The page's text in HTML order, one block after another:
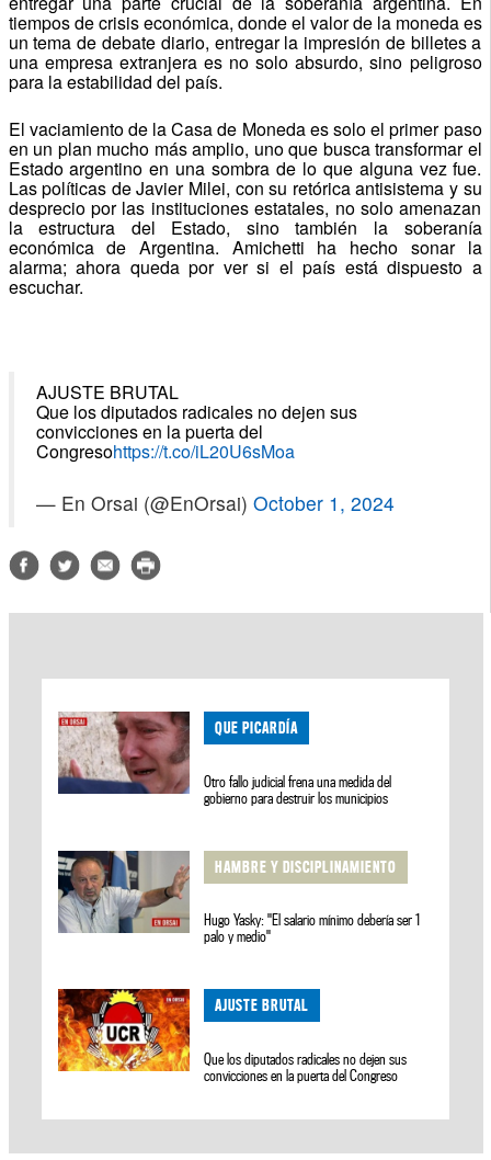
tiempos de crisis económica, donde el valor de la moneda es
un tema de debate diario, entregar la impresión de billetes a
una empresa extranjera es no solo absurdo, sino peligroso
para la estabilidad del país.
El vaciamiento de la Casa de Moneda es solo el primer paso
en un plan mucho más amplio, uno que busca transformar el
Estado argentino en una sombra de lo que alguna vez fue.
Las políticas de Javier Milei, con su retórica antisistema y su
desprecio por las instituciones estatales, no solo amenazan
la estructura del Estado, sino también la soberanía
económica de Argentina. Amichetti ha hecho sonar la
alarma; ahora queda por ver si el país está dispuesto a
escuchar.
AJUSTE BRUTAL
Que los diputados radicales no dejen sus
convicciones en la puerta del
Congresohttps://t.co/iL20U6sMoa
— En Orsai (@EnOrsai) October 1, 2024
QUE PICARDÍA
Otro fallo judicial frena una medida del
gobierno para destruir los municipios
HAMBRE Y DISCIPLINAMIENTO
Hugo Yasky: "El salario mínimo debería ser 1
palo y medio"
AJUSTE BRUTAL
Que los diputados radicales no dejen sus
convicciones en la puerta del Congreso